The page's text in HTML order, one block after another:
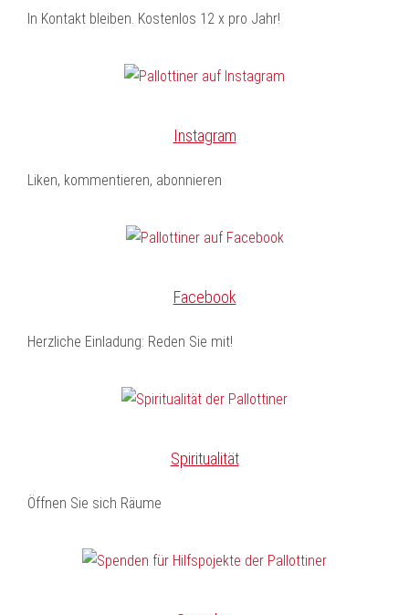
In Kontakt bleiben. Kostenlos 12 x pro Jahr!
Instagram
Liken, kommentieren, abonnieren
Facebook
Herzliche Einladung: Reden Sie mit!
Spiritualität
Öffnen Sie sich Räume